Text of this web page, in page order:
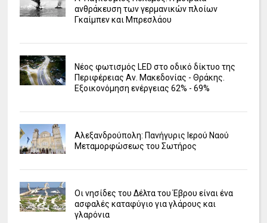
ανθράκευση των γερμανικών πλοίων
Γκαίμπεν και Μπρεσλάου
Νέος φωτισμός LED στο οδικό δίκτυο της
Περιφέρειας Αν. Μακεδονίας - Θράκης.
Εξοικονόμηση ενέργειας 62% - 69%
Αλεξανδρούπολη: Πανήγυρις Ιερού Ναού
Μεταμορφώσεως του Σωτήρος
Οι νησίδες του Δέλτα του Έβρου είναι ένα
ασφαλές καταφύγιο για γλάρους και
γλαρόνια